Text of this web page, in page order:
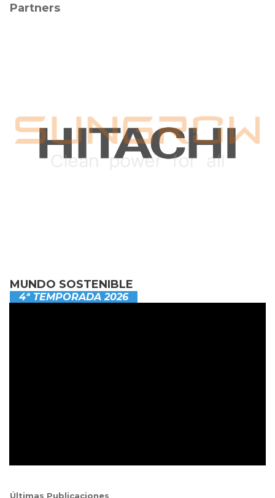
Partners
MUNDO SOSTENIBLE
4ª TEMPORADA 2026
Últimas Publicaciones